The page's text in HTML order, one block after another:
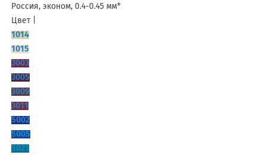
Россия, эконом, 0.4-0.45 мм*
Цвет |
1014
1015
3003
3005
3009
3011
5002
5005
5021